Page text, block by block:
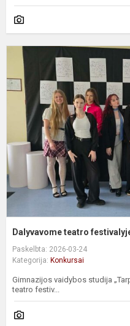
Dalyvavome teatro
Paskelbta: 2026-03-24
Kategorija: Konkursai
Gimnazijos vaidybos studija
teatro festiv...